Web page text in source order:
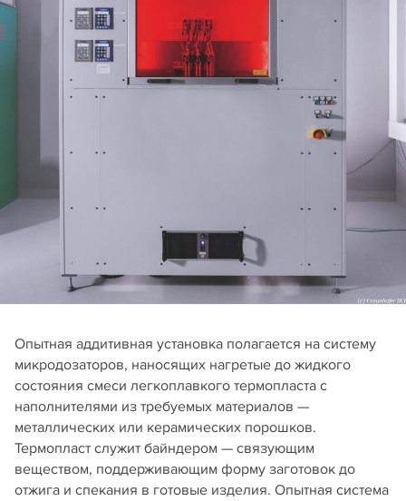
Опытная аддитивная установка полагается на систему
микродозаторов, наносящих нагретые до жидкого
состояния смеси легкоплавкого термопласта с
наполнителями из требуемых материалов —
металлических или керамических порошков.
Термопласт служит байндером — связующим
веществом, поддерживающим форму заготовок до
отжига и спекания в готовые изделия. Опытная система